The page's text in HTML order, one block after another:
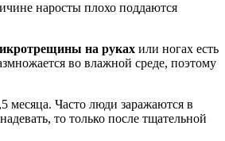
наросты плохо поддаются
на руках или ногах есть
во влажной среде, поэтому
месяца. Часто люди заражаются в
то только после тщательной